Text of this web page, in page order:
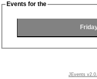
Events for the
JEvents